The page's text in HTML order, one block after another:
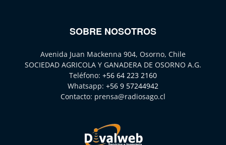
SOBRE NOSOTROS
Avenida Juan Mackenna 904, Osorno, Chile
SOCIEDAD AGRICOLA Y GANADERA DE OSORNO A.G.
Teléfono: +56 64 223 2160
Whatsapp: +56 9 57244942
Contacto: prensa@radiosago.cl